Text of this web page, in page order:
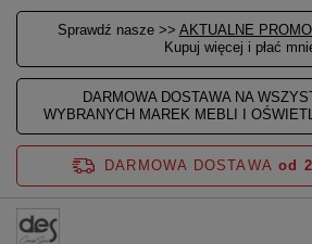
Sprawdź nasze >> AKTUALNE
Kupuj więcej i płać
DARMOWA DOSTAWA NA
WYBRANYCH MAREK MEBLI I
DARMOWA DOSTAWA od